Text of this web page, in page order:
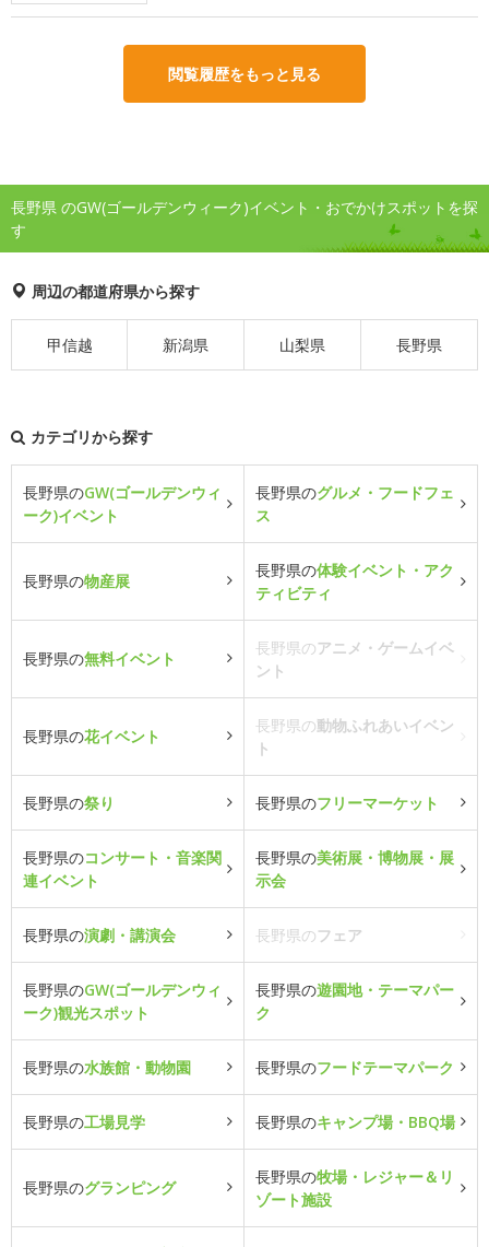
閲覧履歴をもっと見る
長野県 のGW(ゴールデンウィーク)イベント・おでかけスポットを探
す
周辺の都道府県から探す
甲信越 新潟県 山梨県 長野県
カテゴリから探す
長野県のGW(ゴールデンウィ
ーク)イベント
長野県のグルメ・フードフェ
ス
長野県の物産展
長野県の体験イベント・アク
ティビティ
長野県の無料イベント
長野県のアニメ・ゲームイベ
ント
長野県の花イベント
長野県の動物ふれあいイベン
ト
長野県の祭り 長野県のフリーマーケット
長野県のコンサート・音楽関
連イベント
長野県の美術展・博物展・展
示会
長野県の演劇・講演会 長野県のフェア
長野県のGW(ゴールデンウィ
ーク)観光スポット
長野県の遊園地・テーマパー
ク
長野県の水族館・動物園 長野県のフードテーマパーク
長野県の工場見学 長野県のキャンプ場・BBQ場
長野県のグランピング
長野県の牧場・レジャー＆リ
ゾート施設